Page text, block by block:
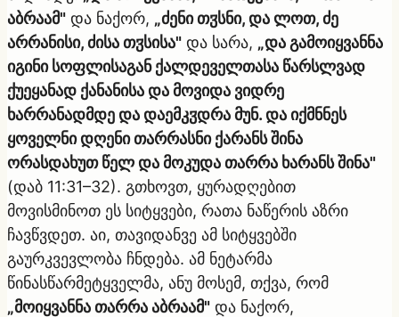
აბრაამ" და ნაქორ, „ძენი თჳსნი, და ლოთ, ძე
არრანისი, ძისა თჳსისა" და სარა, „და გამოიყვანნა
იგინი სოფლისაგან ქალდეველთასა წარსლვად
ქუეყანად ქანანისა და მოვიდა ვიდრე
ხარრანადმდე და დაემკჳდრა მუნ. და იქმნნეს
ყოველნი დღენი თარრასნი ქარანს შინა
ორასდახუთ წელ და მოკუდა თარრა ხარანს შინა"
(დაბ 11:31–32). გთხოვთ, ყურადღებით
მოვისმინოთ ეს სიტყვები, რათა ნაწერის აზრი
ჩავწვდეთ. აი, თავიდანვე ამ სიტყვებში
გაურკვევლობა ჩნდება. ამ ნეტარმა
წინასწარმეტყველმა, ანუ მოსემ, თქვა, რომ
„მოიყვანნა თარრა აბრაამ" და ნაქორ,